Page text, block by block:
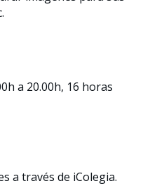
a 20.00h, 16 horas
a través de iColegia.